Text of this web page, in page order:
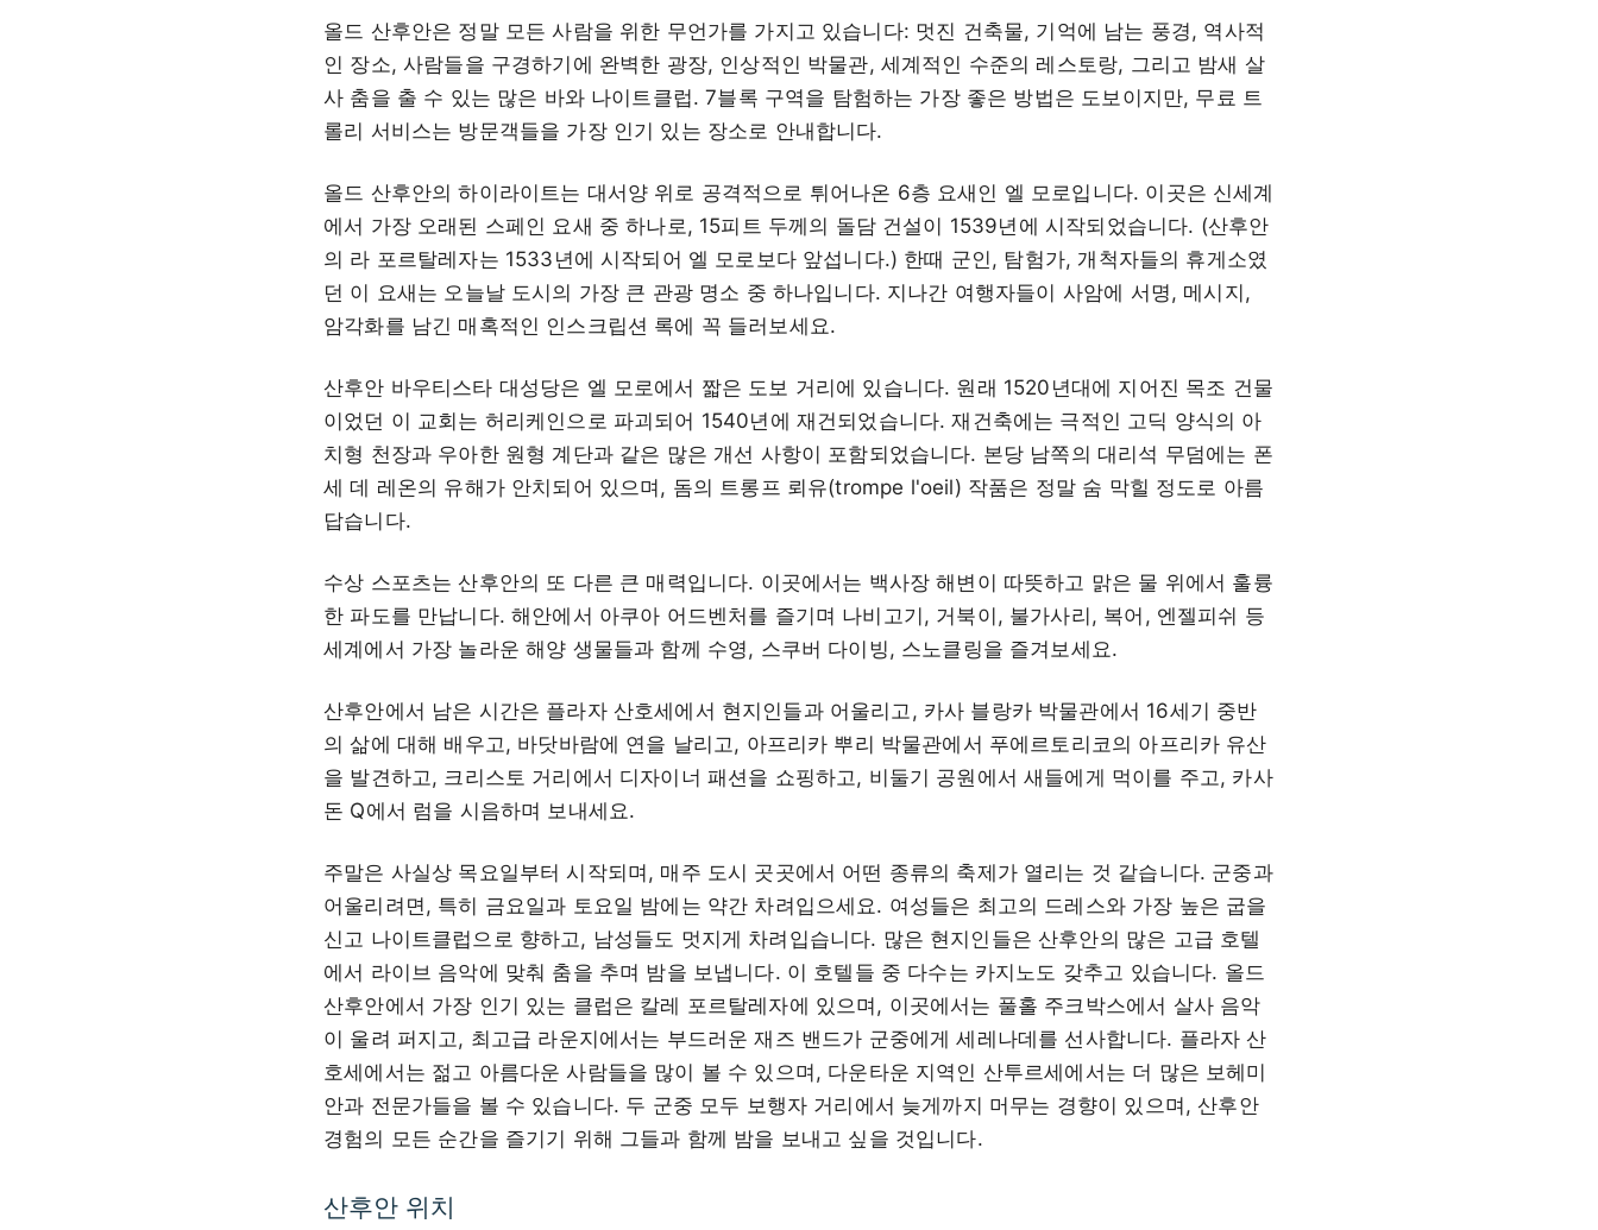
올드 산후안은 정말 모든 사람을 위한 무언가를 가지고 있습니다: 멋진 건축물, 기억에 남는 풍경, 역사적
인 장소, 사람들을 구경하기에 완벽한 광장, 인상적인 박물관, 세계적인 수준의 레스토랑, 그리고 밤새 살
사 춤을 출 수 있는 많은 바와 나이트클럽. 7블록 구역을 탐험하는 가장 좋은 방법은 도보이지만, 무료 트
롤리 서비스는 방문객들을 가장 인기 있는 장소로 안내합니다.
올드 산후안의 하이라이트는 대서양 위로 공격적으로 튀어나온 6층 요새인 엘 모로입니다. 이곳은 신세계
에서 가장 오래된 스페인 요새 중 하나로, 15피트 두께의 돌담 건설이 1539년에 시작되었습니다. (산후안
의 라 포르탈레자는 1533년에 시작되어 엘 모로보다 앞섭니다.) 한때 군인, 탐험가, 개척자들의 휴게소였
던 이 요새는 오늘날 도시의 가장 큰 관광 명소 중 하나입니다. 지나간 여행자들이 사암에 서명, 메시지,
암각화를 남긴 매혹적인 인스크립션 록에 꼭 들러보세요.
산후안 바우티스타 대성당은 엘 모로에서 짧은 도보 거리에 있습니다. 원래 1520년대에 지어진 목조 건물
이었던 이 교회는 허리케인으로 파괴되어 1540년에 재건되었습니다. 재건축에는 극적인 고딕 양식의 아
치형 천장과 우아한 원형 계단과 같은 많은 개선 사항이 포함되었습니다. 본당 남쪽의 대리석 무덤에는 폰
세 데 레온의 유해가 안치되어 있으며, 돔의 트롱프 뢰유(trompe l'oeil) 작품은 정말 숨 막힐 정도로 아름
답습니다.
수상 스포츠는 산후안의 또 다른 큰 매력입니다. 이곳에서는 백사장 해변이 따뜻하고 맑은 물 위에서 훌륭
한 파도를 만납니다. 해안에서 아쿠아 어드벤처를 즐기며 나비고기, 거북이, 불가사리, 복어, 엔젤피쉬 등
세계에서 가장 놀라운 해양 생물들과 함께 수영, 스쿠버 다이빙, 스노클링을 즐겨보세요.
산후안에서 남은 시간은 플라자 산호세에서 현지인들과 어울리고, 카사 블랑카 박물관에서 16세기 중반
의 삶에 대해 배우고, 바닷바람에 연을 날리고, 아프리카 뿌리 박물관에서 푸에르토리코의 아프리카 유산
을 발견하고, 크리스토 거리에서 디자이너 패션을 쇼핑하고, 비둘기 공원에서 새들에게 먹이를 주고, 카사
돈 Q에서 럼을 시음하며 보내세요.
주말은 사실상 목요일부터 시작되며, 매주 도시 곳곳에서 어떤 종류의 축제가 열리는 것 같습니다. 군중과
어울리려면, 특히 금요일과 토요일 밤에는 약간 차려입으세요. 여성들은 최고의 드레스와 가장 높은 굽을
신고 나이트클럽으로 향하고, 남성들도 멋지게 차려입습니다. 많은 현지인들은 산후안의 많은 고급 호텔
에서 라이브 음악에 맞춰 춤을 추며 밤을 보냅니다. 이 호텔들 중 다수는 카지노도 갖추고 있습니다. 올드
산후안에서 가장 인기 있는 클럽은 칼레 포르탈레자에 있으며, 이곳에서는 풀홀 주크박스에서 살사 음악
이 울려 퍼지고, 최고급 라운지에서는 부드러운 재즈 밴드가 군중에게 세레나데를 선사합니다. 플라자 산
호세에서는 젊고 아름다운 사람들을 많이 볼 수 있으며, 다운타운 지역인 산투르세에서는 더 많은 보헤미
안과 전문가들을 볼 수 있습니다. 두 군중 모두 보행자 거리에서 늦게까지 머무는 경향이 있으며, 산후안
경험의 모든 순간을 즐기기 위해 그들과 함께 밤을 보내고 싶을 것입니다.
산후안 위치